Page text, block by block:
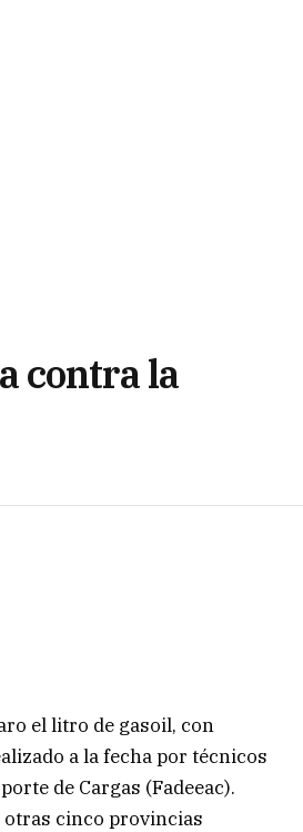
contra la
el litro de gasoil, con
a la fecha por técnicos
de Cargas (Fadeeac).
otras cinco provincias